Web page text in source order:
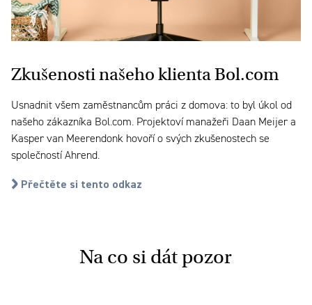
Zkušenosti našeho klienta Bol.com
Usnadnit všem zaměstnancům práci z domova: to byl úkol od
našeho zákazníka Bol.com. Projektoví manažeři Daan Meijer a
Kasper van Meerendonk hovoří o svých zkušenostech se
společností Ahrend.
Přečtěte si tento odkaz
Na co si dát pozor